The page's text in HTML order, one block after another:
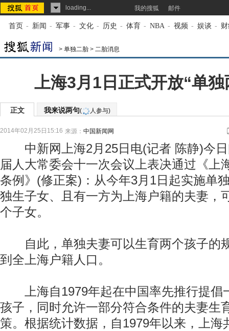
loading... 我的搜狐 邮件
首页 - 新闻 - 军事 - 文化 - 历史 - 体育 - NBA - 视频 - 娱谈 -
> 单独二胎 > 二胎消息
上海3月1日正式开放“单独
正文 我来说两句( 人参与)
2014年02月25日15:16 来源： 中国新闻网
中新网上海2月25日电(记者 陈静)今日
届人大常委会十一次会议上表决通过《上
条例》(修正案)：从今年3月1日起实施单
独生子女、且有一方为上海户籍的夫妻，
个子女。
自此，单独夫妻可以生育两个孩子的
到全上海户籍人口。
上海自1979年起在中国率先推行提倡
孩子，同时允许一部分符合条件的夫妻生
策。根据统计数据，自1979年以来，上海